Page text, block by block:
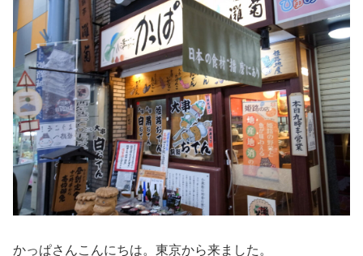
かっぱさんこんにちは。東京から来ました。